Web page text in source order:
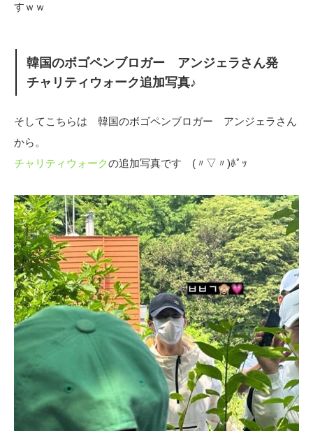
すｗｗ
韓国のボゴペンブロガー アンジェラさん発
チャリティウォーク追加写真♪
そしてこちらは 韓国のボゴペンブロガー アンジェラさん
から。
チャリティウォークの追加写真です (〃▽〃)ﾎﾟｯ